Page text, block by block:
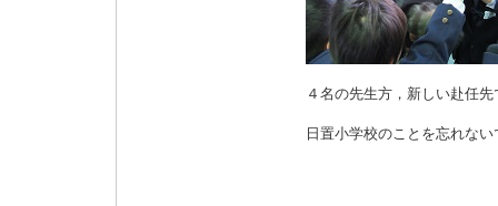
４名の先生方，新しい赴任
日置小学校のことを忘れな